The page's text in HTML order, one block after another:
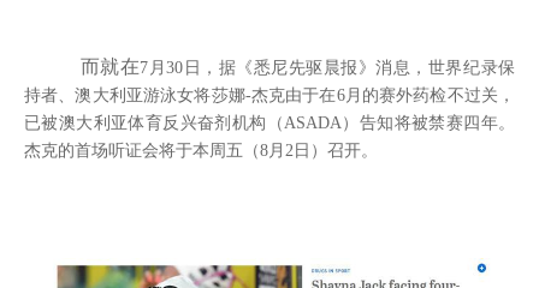
而就在7 月30 日，据《悉尼先驱晨报》消息，世界纪录保
持者、澳大利亚游泳女将莎娜-杰克由于在6月的赛外药检不过关，
已被澳大利亚体育反兴奋剂机构（ASADA）告知将被禁赛四年。
杰克的首场听证会将于本周五（8月 2 日）召开。